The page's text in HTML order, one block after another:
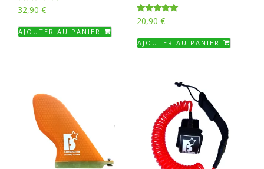
Note
5.00
32,90 €
AJOUTER AU PANIER
Note
5.00
20,90 €
AJOUTER AU PANIER